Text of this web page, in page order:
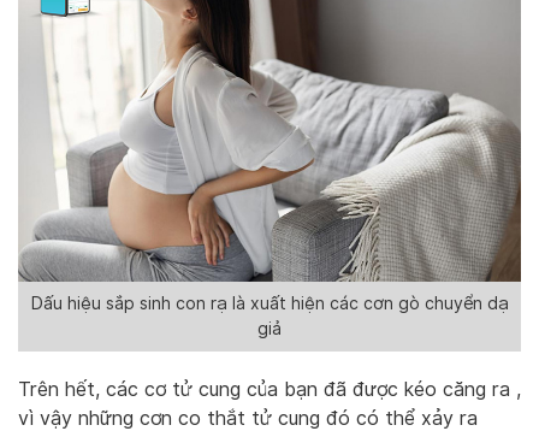
Dấu hiệu sắp sinh con rạ là xuất hiện các cơn gò chuyển dạ
giả
Trên hết, các cơ tử cung của bạn đã được kéo căng ra ,
vì vậy những cơn co thắt tử cung đó có thể xảy ra